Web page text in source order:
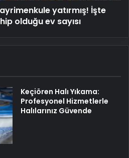
yatırmış! İşte
olduğu ev sayısı
Keçiören Halı Yıkama:
Profesyonel Hizmetlerle
Halılarınız Güvende